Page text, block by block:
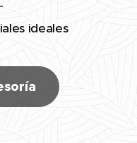
ideales